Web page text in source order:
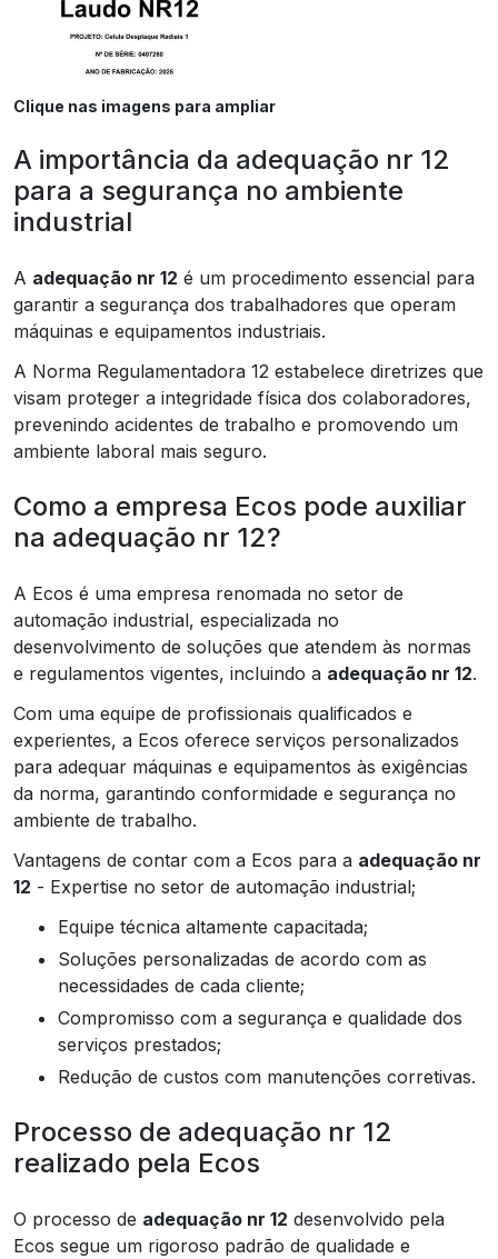
Clique nas imagens para ampliar
A importância da adequação nr 12
para a segurança no ambiente
industrial
A adequação nr 12 é um procedimento essencial para
garantir a segurança dos trabalhadores que operam
máquinas e equipamentos industriais.
A Norma Regulamentadora 12 estabelece diretrizes que
visam proteger a integridade física dos colaboradores,
prevenindo acidentes de trabalho e promovendo um
ambiente laboral mais seguro.
Como a empresa Ecos pode auxiliar
na adequação nr 12?
A Ecos é uma empresa renomada no setor de
automação industrial, especializada no
desenvolvimento de soluções que atendem às normas
e regulamentos vigentes, incluindo a adequação nr 12.
Com uma equipe de profissionais qualificados e
experientes, a Ecos oferece serviços personalizados
para adequar máquinas e equipamentos às exigências
da norma, garantindo conformidade e segurança no
ambiente de trabalho.
Vantagens de contar com a Ecos para a adequação nr
12 - Expertise no setor de automação industrial;
Equipe técnica altamente capacitada;
Soluções personalizadas de acordo com as
necessidades de cada cliente;
Compromisso com a segurança e qualidade dos
serviços prestados;
Redução de custos com manutenções corretivas.
Processo de adequação nr 12
realizado pela Ecos
O processo de adequação nr 12 desenvolvido pela
Ecos segue um rigoroso padrão de qualidade e